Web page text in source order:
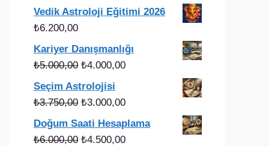
fiyat:
andaki
₺49.900,00.
Vedik Astroloji Eğitimi 2026
₺6.200,00
Kariyer Danışmanlığı
₺5.000,00 Orijinal
fiyat:
₺5.000,00.
₺4.000,00Şu
fiyat:
Seçim Astrolojisi
₺3.750,00 Orijinal
fiyat:
₺3.750,00.
₺3.000,00Şu
andaki
fiyat:
Doğum Saati Hesaplama
₺6.000,00 Orijinal
₺4.500,00Şu